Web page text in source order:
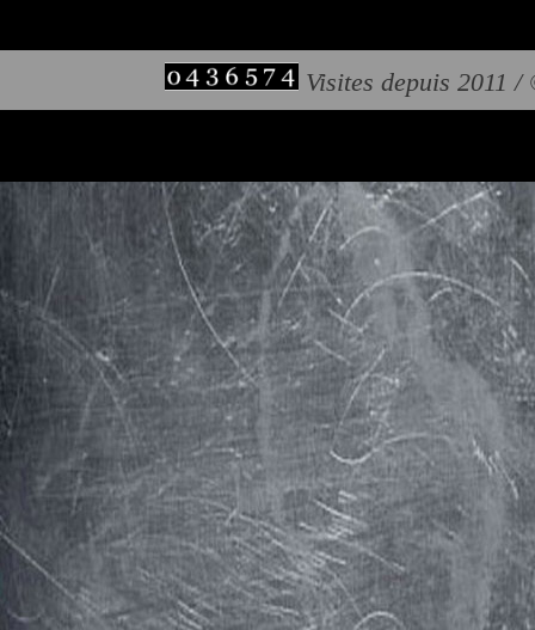
Visites depuis 2011